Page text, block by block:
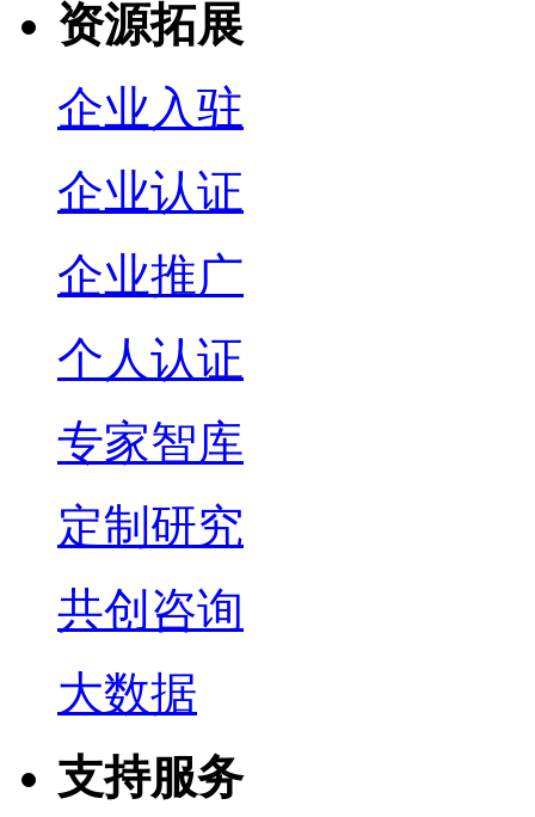
资源拓展
企业入驻
企业认证
企业推广
个人认证
专家智库
定制研究
共创咨询
大数据
支持服务